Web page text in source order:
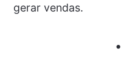
gerar vendas.